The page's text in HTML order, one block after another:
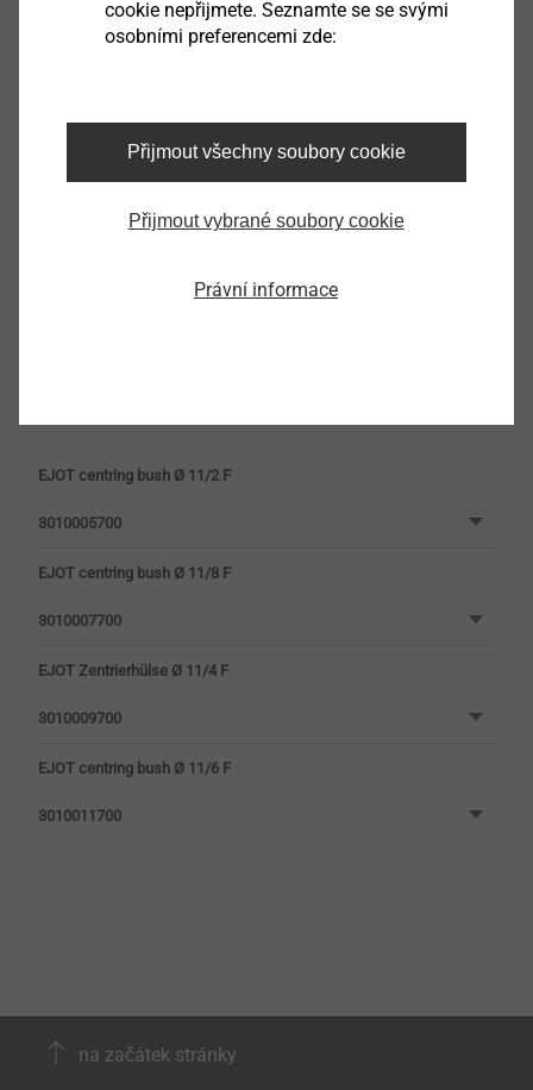
Produktový list.pdf 390 KB
Angličtina
EJOT centring bush Ø 11/2 F
3010005700
EJOT centring bush Ø 11/8 F
3010007700
EJOT Zentrierhülse Ø 11/4 F
3010009700
EJOT centring bush Ø 11/6 F
3010011700
na začátek stránky
cookie nepřijmete. Seznamte se se svými
osobními preferencemi zde:
Přijmout všechny soubory cookie
Přijmout vybrané soubory cookie
Právní informace